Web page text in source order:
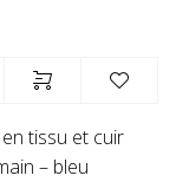
tissu et cuir
– bleu